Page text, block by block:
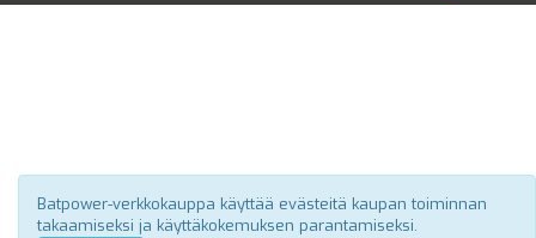
Batpower-verkkokauppa käyttää evästeitä kaupan toiminnan
takaamiseksi ja käyttäkokemuksen parantamiseksi.